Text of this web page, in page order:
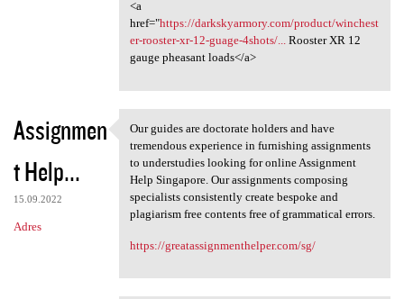
<a
href="https://darkskyarmory.com/product/winchest
er-rooster-xr-12-guage-4shots/...Rooster XR 12
gauge pheasant loads</a>
Assignmen
t Help...
15.09.2022
Adres
Our guides are doctorate
Our guides are doctorate holders and have
tremendous experience in furnishing assignments
to understudies looking for online Assignment
Help Singapore. Our assignments composing
specialists consistently create bespoke and
plagiarism free contents free of grammatical errors.
https://greatassignmenthelper.com/sg/